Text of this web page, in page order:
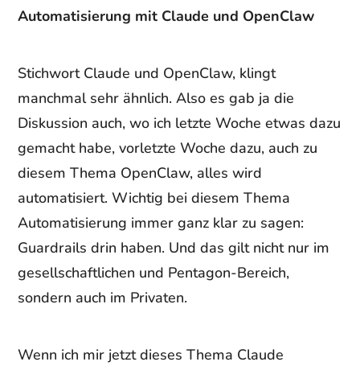
Automatisierung mit Claude und OpenClaw
Stichwort Claude und OpenClaw, klingt
manchmal sehr ähnlich. Also es gab ja die
Diskussion auch, wo ich letzte Woche etwas dazu
gemacht habe, vorletzte Woche dazu, auch zu
diesem Thema OpenClaw, alles wird
automatisiert. Wichtig bei diesem Thema
Automatisierung immer ganz klar zu sagen:
Guardrails drin haben. Und das gilt nicht nur im
gesellschaftlichen und Pentagon-Bereich,
sondern auch im Privaten.
Wenn ich mir jetzt dieses Thema Claude